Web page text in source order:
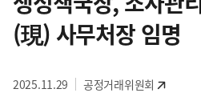
영
역(現) 사무처장 임명
2025.11.29 공정거래위원회